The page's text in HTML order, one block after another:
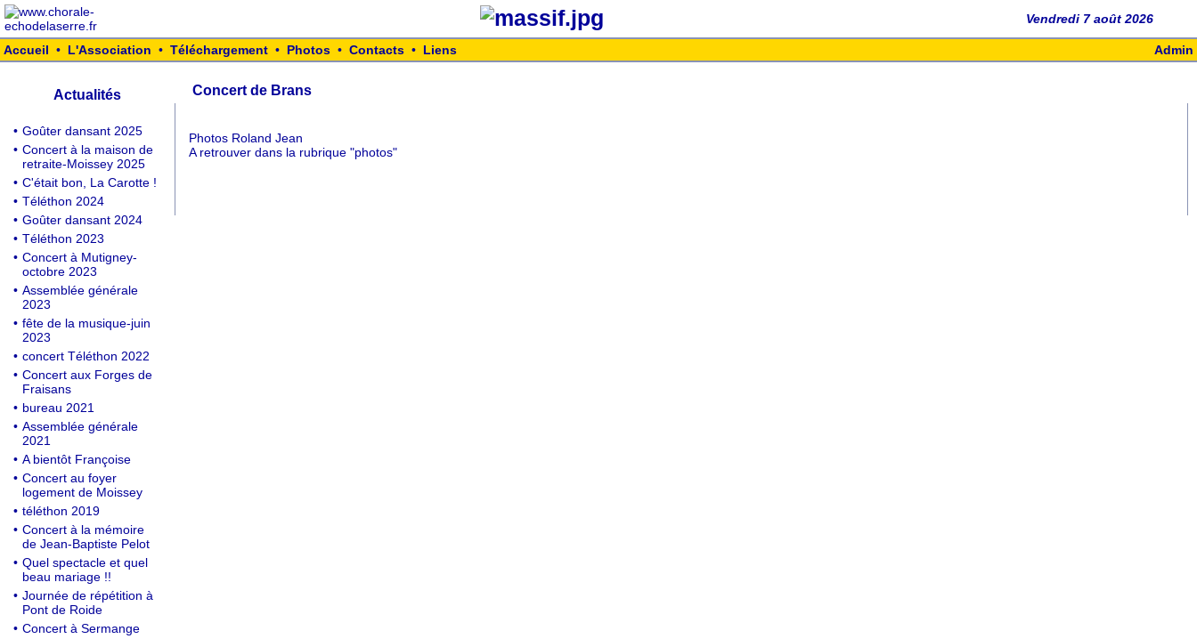
Vendredi 7 août 2026
Accueil • L'Association • Téléchargement • Photos • Contacts • Liens Admin
Actualités
• Goûter dansant 2025
• Concert à la maison de
retraite-Moissey 2025
• C'était bon, La Carotte !
• Téléthon 2024
• Goûter dansant 2024
• Téléthon 2023
• Concert à Mutigney-
octobre 2023
• Assemblée générale
2023
• fête de la musique-juin
2023
• concert Téléthon 2022
• Concert aux Forges de
Fraisans
• bureau 2021
• Assemblée générale
2021
• A bientôt Françoise
• Concert au foyer
logement de Moissey
• téléthon 2019
• Concert à la mémoire
de Jean-Baptiste Pelot
• Quel spectacle et quel
beau mariage !!
• Journée de répétition à
Pont de Roide
• Concert à Sermange
Concert de Brans
Photos Roland Jean
A retrouver dans la rubrique "photos"